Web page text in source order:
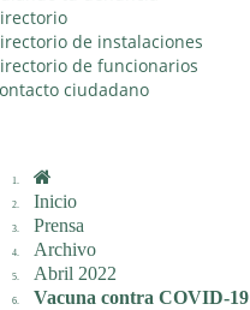
de instalaciones
de funcionarios
ciudadano
Inicio
Prensa
Archivo
Abril 2022
Vacuna contra COVID-19